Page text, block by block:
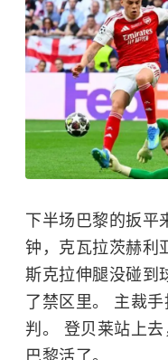
下半场巴黎的扳平
钟，克瓦拉茨赫利
斯克拉伸腿没碰到
了禁区里。 主裁
判。 登贝莱站上去
巴黎活了。